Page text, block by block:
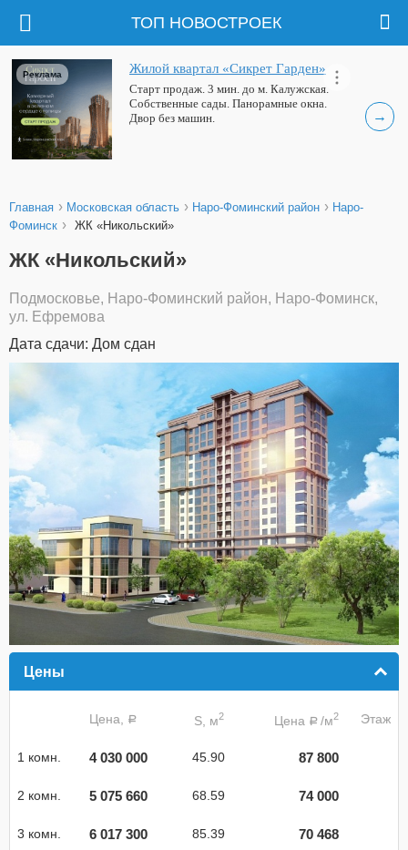
ТОП НОВОСТРОЕК
→
Жилой квартал «Сикрет Гарден»
Старт продаж. 3 мин. до м. Калужская.
Собственные сады. Панорамные окна.
Двор без машин.
Реклама
Главная › Московская область › Наро-Фоминский район › Наро-
Фоминск › ЖК «Никольский»
ЖК «Никольский»
Подмосковье, Наро-Фоминский район, Наро-Фоминск,
ул. Ефремова
Дата сдачи: Дом сдан
Цены
Цена, a S, м2 Цена a /м2 Этаж
1 комн. 4 030 000 45.90 87 800
2 комн. 5 075 660 68.59 74 000
3 комн. 6 017 300 85.39 70 468